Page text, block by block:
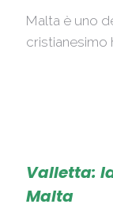
Malta è uno
cristianesimo
Valletta:
Malta